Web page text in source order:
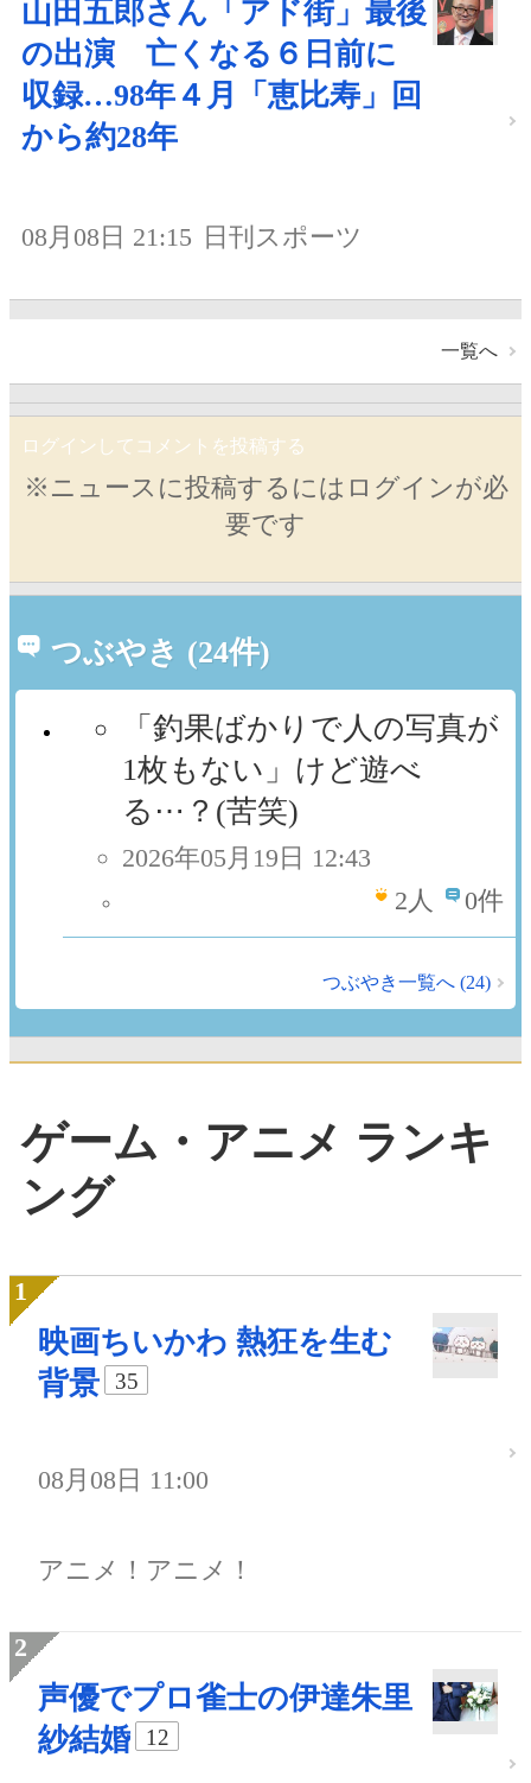
山田五郎さん「アド街」最後
の出演 亡くなる６日前に
収録…98年４月「恵比寿」回
から約28年
08月08日 21:15 日刊スポーツ
一覧へ
ログインしてコメントを投稿する
※ニュースに投稿するにはログインが必
要です
つぶやき (24件)
「釣果ばかりで人の写真が
1枚もない」けど遊べ
る⋯？(苦笑)
2026年05月19日 12:43
2人 0件
つぶやき一覧へ (24)
ゲーム・アニメ ランキ
ング
映画ちいかわ 熱狂を生む
背景
35
08月08日 11:00
アニメ！アニメ！
声優でプロ雀士の伊達朱里
紗結婚
12